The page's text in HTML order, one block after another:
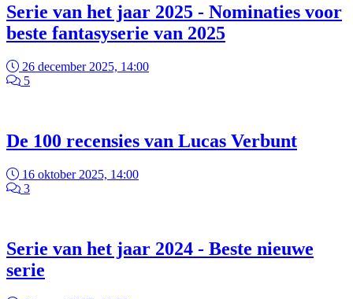
Serie van het jaar 2025 - Nominaties voor
beste fantasyserie van 2025
26 december 2025, 14:00
5
De 100 recensies van Lucas Verbunt
16 oktober 2025, 14:00
3
Serie van het jaar 2024 - Beste nieuwe
serie